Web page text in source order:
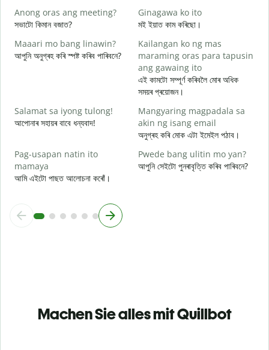
Anong oras ang meeting?
সভাটো কিমান বজাত?
Ginagawa ko ito
মই ইয়াত কাম কৰিছো।
Maaari mo bang linawin?
আপুনি অনুগ্ৰহ কৰি স্পষ্ট কৰিব পাৰিবনে?
Kailangan ko ng mas
maraming oras para tapusin
ang gawaing ito
এই কামটো সম্পূৰ্ণ কৰিবলৈ মোৰ অধিক
সময়ৰ প্ৰয়োজন।
Salamat sa iyong tulong!
আপোনাৰ সহায়ৰ বাবে ধন্যবাদ!
Mangyaring magpadala sa
akin ng isang email
অনুগ্ৰহ কৰি মোক এটা ইমেইল পঠাব।
Pag-usapan natin ito
mamaya
আমি এইটো পাছত আলোচনা কৰোঁ।
Pwede bang ulitin mo yan?
আপুনি সেইটো পুনৰাবৃত্তি কৰিব পাৰিবনে?
Machen Sie alles mit Quillbot